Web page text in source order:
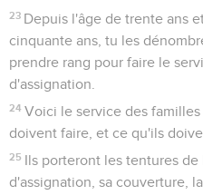
23 Depuis l'âge de trente ans
cinquante ans, tu les
prendre rang pour faire le
d'assignation.
24 Voici le service des
doivent faire, et ce qu'ils
25 Ils porteront les tentures
d'assignation, sa couverture,